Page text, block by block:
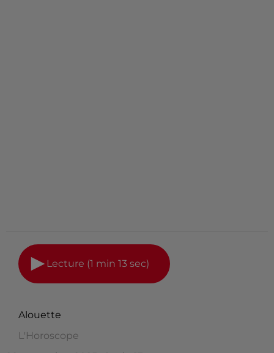
Lecture (1 min 13 sec)
Alouette
L'Horoscope